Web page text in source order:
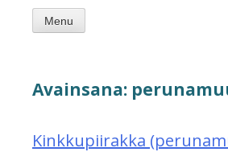
Menu
Avainsana:
Kinkkupiirakka